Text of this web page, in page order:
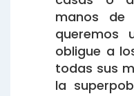
manos de
queremos
obligue a
todas sus
la